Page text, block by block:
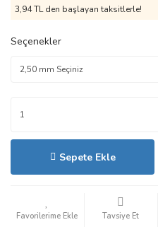
3,94 TL den başlayan taksitlerle!
Seçenekler
Sepete Ekle
Tavsiye Et